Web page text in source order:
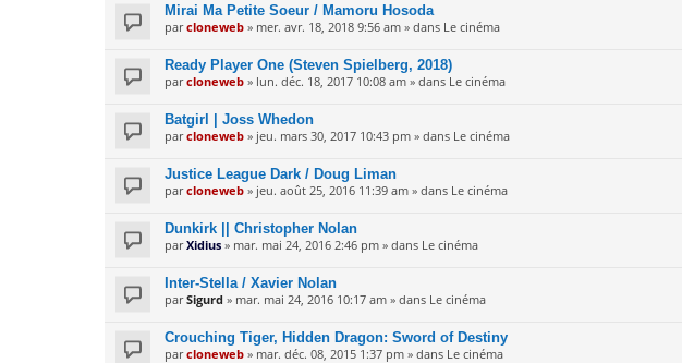
Mirai Ma Petite Soeur / Mamoru Hosoda
parcloneweb » mer. avr. 18, 2018 9:56 am » dans Le cinéma
Ready Player One (Steven Spielberg, 2018)
parcloneweb » lun. déc. 18, 2017 10:08 am » dans Le cinéma
Batgirl | Joss Whedon
parcloneweb » jeu. mars 30, 2017 10:43 pm » dans Le cinéma
Justice League Dark / Doug Liman
parcloneweb » jeu. août 25, 2016 11:39 am » dans Le cinéma
Dunkirk || Christopher Nolan
parXidius » mar. mai 24, 2016 2:46 pm » dans Le cinéma
Inter-Stella / Xavier Nolan
parSigurd » mar. mai 24, 2016 10:17 am » dans Le cinéma
Crouching Tiger, Hidden Dragon: Sword of Destiny
parcloneweb » mar. déc. 08, 2015 1:37 pm » dans Le cinéma